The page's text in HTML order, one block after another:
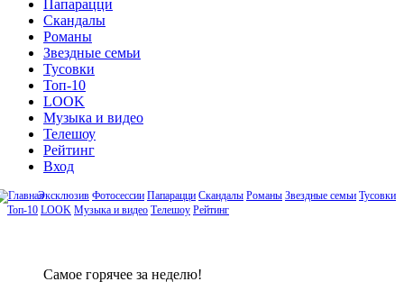
Папарацци
Скандалы
Романы
Звездные семьи
Тусовки
Топ-10
LOOK
Музыка и видео
Телешоу
Рейтинг
Вход
Эксклюзив Фотосессии Папарацци Скандалы Романы Звездные семьи Тусовки
Топ-10 LOOK Музыка и видео Телешоу Рейтинг
Сaмое гoрячее за неделю!